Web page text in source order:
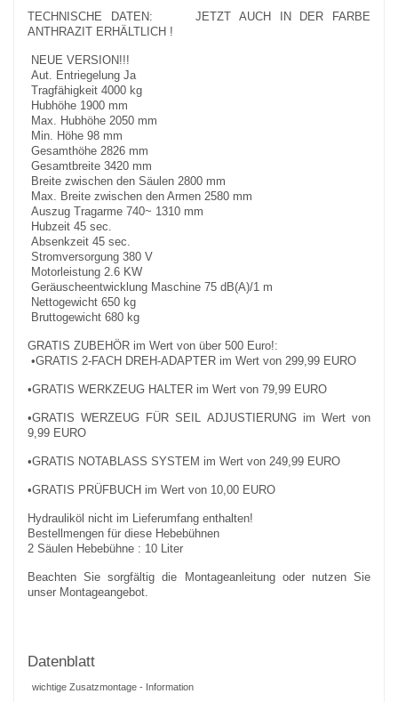
TECHNISCHE DATEN: JETZT AUCH IN DER FARBE
ANTHRAZIT ERHÄLTLICH !
NEUE VERSION!!!
Aut. Entriegelung Ja
Tragfähigkeit 4000 kg
Hubhöhe 1900 mm
Max. Hubhöhe 2050 mm
Min. Höhe 98 mm
Gesamthöhe 2826 mm
Gesamtbreite 3420 mm
Breite zwischen den Säulen 2800 mm
Max. Breite zwischen den Armen 2580 mm
Auszug Tragarme 740~ 1310 mm
Hubzeit 45 sec.
Absenkzeit 45 sec.
Stromversorgung 380 V
Motorleistung 2.6 KW
Geräuscheentwicklung Maschine 75 dB(A)/1 m
Nettogewicht 650 kg
Bruttogewicht 680 kg
GRATIS ZUBEHÖR im Wert von über 500 Euro!:
•GRATIS 2-FACH DREH-ADAPTER im Wert von 299,99 EURO
•GRATIS WERKZEUG HALTER im Wert von 79,99 EURO
•GRATIS WERZEUG FÜR SEIL ADJUSTIERUNG im Wert von
9,99 EURO
•GRATIS NOTABLASS SYSTEM im Wert von 249,99 EURO
•GRATIS PRÜFBUCH im Wert von 10,00 EURO
Hydrauliköl nicht im Lieferumfang enthalten!
Bestellmengen für diese Hebebühnen
2 Säulen Hebebühne : 10 Liter
Beachten Sie sorgfältig die Montageanleitung oder nutzen Sie
unser Montageangebot.
Datenblatt
wichtige Zusatzmontage - Information